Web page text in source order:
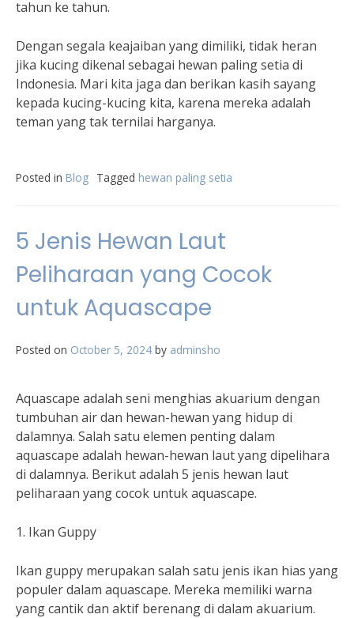
tahun ke tahun.
Dengan segala keajaiban yang dimiliki, tidak heran
jika kucing dikenal sebagai hewan paling setia di
Indonesia. Mari kita jaga dan berikan kasih sayang
kepada kucing-kucing kita, karena mereka adalah
teman yang tak ternilai harganya.
Posted in Blog Tagged hewan paling setia
5 Jenis Hewan Laut
Peliharaan yang Cocok
untuk Aquascape
Posted on October 5, 2024 by adminsho
Aquascape adalah seni menghias akuarium dengan
tumbuhan air dan hewan-hewan yang hidup di
dalamnya. Salah satu elemen penting dalam
aquascape adalah hewan-hewan laut yang dipelihara
di dalamnya. Berikut adalah 5 jenis hewan laut
peliharaan yang cocok untuk aquascape.
1. Ikan Guppy
Ikan guppy merupakan salah satu jenis ikan hias yang
populer dalam aquascape. Mereka memiliki warna
yang cantik dan aktif berenang di dalam akuarium.